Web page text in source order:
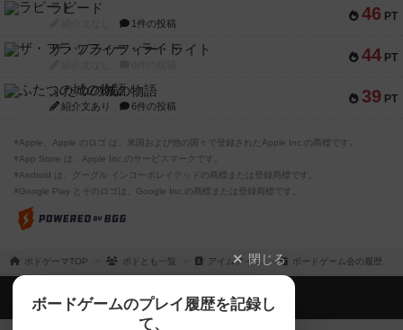
46 PT
ラピード
1件の投稿
44 PT
ザ・フラッフィー・ライト
39 PT
ふたつの城の物語
紹介文あり 6件の投稿
※Apple、Apple のロゴ は、米国および他の国々で登録されたApple Inc.の商標です。
※App Store は、Apple Inc.のサービスマークです。
※Android は、グーグル インコーポレイテッドの商標または登録商標です。
※Google Play とそのロゴは、Google Inc.の商標または登録商標です。
ボドゲーマTOP ボドとも一覧 アイムアイム ボードゲーム会の履歴
閉じる
ボードゲームのプレイ履歴を記録し
て、
ボドゲーマTOP